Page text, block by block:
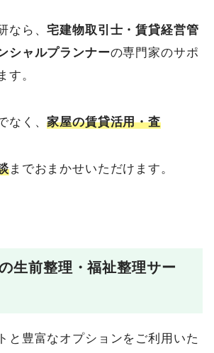
なら、宅建物取引士・賃貸経営管
シャルプランナーの専門家のサポ
す。
なく、家屋の賃貸活用・査
までおまかせいただけます。
生前整理・福祉整理サー
と豊富なオプションをご利用いた